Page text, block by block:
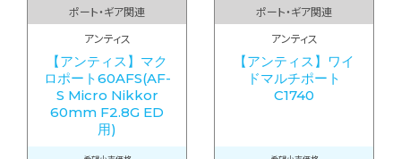
ポート・ギア関連
アンティス
【アンティス】マク
ロポート60AFS(AF-
S Micro Nikkor
60mm F2.8G ED
用)
ポート・ギア関連
アンティス
【アンティス】ワイ
ドマルチポート
C1740